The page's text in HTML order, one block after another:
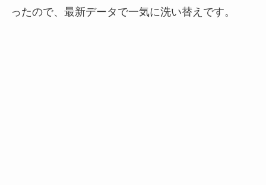
ったので、最新データで一気に洗い替えです。